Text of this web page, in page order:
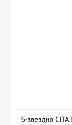
5-звездно СПА